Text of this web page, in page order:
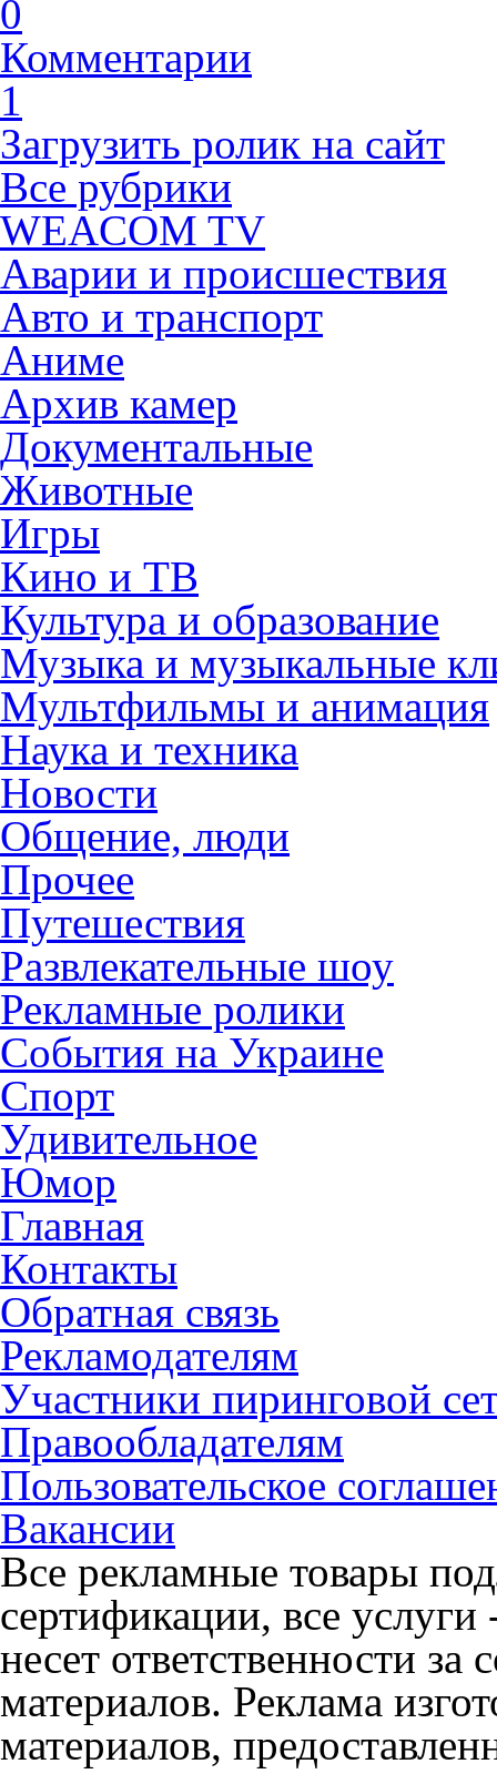
0
Комментарии
1
Загрузить ролик на сайт
Все рубрики
WEACOM TV
Аварии и происшествия
Авто и транспорт
Аниме
Архив камер
Документальные
Животные
Игры
Кино и ТВ
Культура и образование
Музыка и музыкальные
Мультфильмы и анимация
Наука и техника
Новости
Общение, люди
Прочее
Путешествия
Развлекательные шоу
Рекламные ролики
События на Украине
Спорт
Удивительное
Юмор
Главная
Контакты
Обратная связь
Рекламодателям
Участники пиринговой
Правообладателям
Пользовательское
Вакансии
Все рекламные товары
сертификации, все
несет ответственности
материалов. Реклама
материалов,